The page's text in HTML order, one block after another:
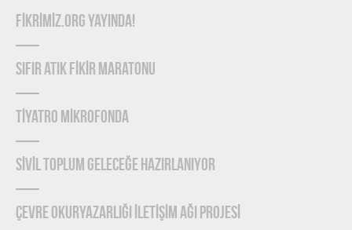
FİKRİMİZ.ORG YAYINDA!
SIFIR ATIK FİKİR MARATONU
TİYATRO MİKROFONDA
SİVİL TOPLUM GELECEĞE HAZIRLANIYOR
ÇEVRE OKURYAZARLIĞI İLETİŞİM AĞI PROJESİ